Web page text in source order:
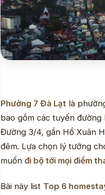
Phường 7 Đà Lạt là
bao gồm các tuyến đường
Đường 3/4, gần Hồ Xuân
đêm. Lựa chọn lý tưởng
muốn đi bộ tới mọi điểm
Bài này list Top 6